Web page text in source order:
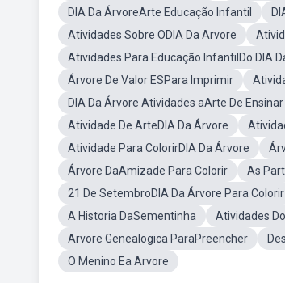
DIA Da ÁrvoreArte Educação Infantil
Atividades Sobre ODIA Da Arvore
Atividades Para Educação InfantilDo DIA
Árvore De Valor ESPara Imprimir
DIA Da Árvore Atividades aArte De
Atividade De ArteDIA Da Árvore
Atividade Para ColorirDIA Da Árvore
Árvore DaAmizade Para Colorir
As
21 De SetembroDIA Da Árvore Para Colorir
A Historia DaSementinha
Atividades
Arvore Genealogica ParaPreencher
O Menino Ea Arvore